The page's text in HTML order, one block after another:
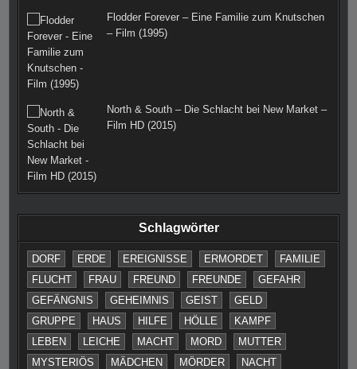
Flodder Forever – Eine Familie zum Knutschen
– Film (1995)
North & South – Die Schlacht bei New Market –
Film HD (2015)
Schlagwörter
DORF ERDE EREIGNISSE ERMORDET
FAMILIE
FLUCHT
FRAU FREUND FREUNDE
GEFAHR
GEFÄNGNIS
GEHEIMNIS GEIST
GELD
GRUPPE
HAUS HILFE HÖLLE
KAMPF
LEBEN
LEICHE MACHT MORD
MUTTER
MYSTERIÖS
MÄDCHEN MÖRDER
NACHT